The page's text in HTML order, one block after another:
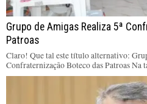
Grupo de Amigas Realiza 5ª
Patroas
Claro! Que tal este título alternativo:
Confraternização Boteco das Patroas